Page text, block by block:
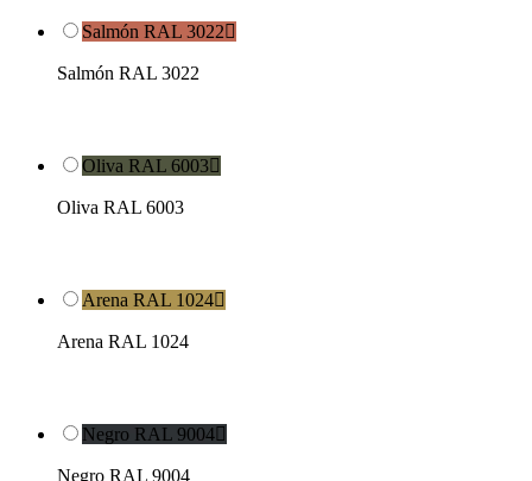
Salmón RAL 3022
Salmón RAL 3022
Oliva RAL 6003
Oliva RAL 6003
Arena RAL 1024
Arena RAL 1024
Negro RAL 9004
Negro RAL 9004